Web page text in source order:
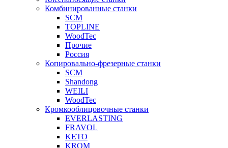
Комбинированные станки
SCM
TOPLINE
WoodTec
Прочие
Россия
Копировально-фрезерные станки
SCM
Shandong
WEILI
WoodTec
Кромкооблицовочные станки
EVERLASTING
FRAVOL
KETO
KROM